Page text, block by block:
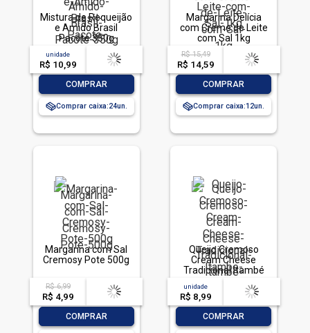
Mistura de Requeijão
e Amido Brasil
Pacote 350g
unidade
R$ 10,99
acima de
-- --,--un.
COMPRAR
Comprar caixa:24
Margarina Delícia
com Creme de Leite
com Sal 1kg
R$ 15,49
R$ 14,59
acima de
-- --,--un.
COMPRAR
Comprar caixa:12
Margarina com Sal
Cremosy Pote 500g
R$ 6,99
R$ 4,99
acima de
-- --,--un.
COMPRAR
Queijo Cremoso
Cream Cheese
Tradicional Itambé
Pote 150g
unidade
R$ 8,99
acima de
-- --,--un.
COMPRAR